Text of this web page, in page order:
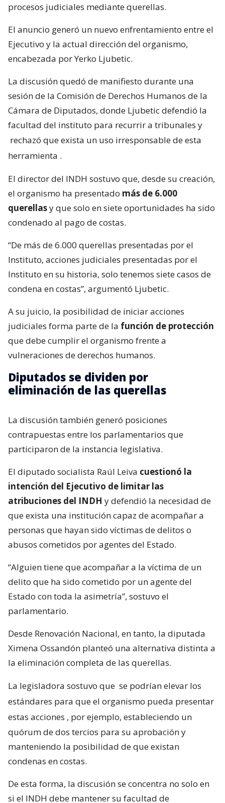
procesos judiciales mediante querellas.
El anuncio generó un nuevo enfrentamiento entre el
Ejecutivo y la actual dirección del organismo,
encabezada por Yerko Ljubetic.
La discusión quedó de manifiesto durante una
sesión de la Comisión de Derechos Humanos de la
Cámara de Diputados, donde Ljubetic defendió la
facultad del instituto para recurrir a tribunales y
rechazó que exista un uso irresponsable de esta
herramienta .
El director del INDH sostuvo que, desde su creación,
el organismo ha presentado más de 6.000
querellasy que solo en siete oportunidades ha sido
condenado al pago de costas.
“De más de 6.000 querellas presentadas por el
Instituto, acciones judiciales presentadas por el
Instituto en su historia, solo tenemos siete casos de
condena en costas”, argumentó Ljubetic.
A su juicio, la posibilidad de iniciar acciones
judiciales forma parte de la función de protección
que debe cumplir el organismo frente a
vulneraciones de derechos humanos.
Diputados se dividen por
eliminación de las querellas
La discusión también generó posiciones
contrapuestas entre los parlamentarios que
participaron de la instancia legislativa.
El diputado socialista Raúl Leiva cuestionó la
intención del Ejecutivo de limitar las
atribuciones del INDH y defendió la necesidad de
que exista una institución capaz de acompañar a
personas que hayan sido víctimas de delitos o
abusos cometidos por agentes del Estado.
“Alguien tiene que acompañar a la víctima de un
delito que ha sido cometido por un agente del
Estado con toda la asimetría”, sostuvo el
parlamentario.
Desde Renovación Nacional, en tanto, la diputada
Ximena Ossandón planteó una alternativa distinta a
la eliminación completa de las querellas.
La legisladora sostuvo que se podrían elevar los
estándares para que el organismo pueda presentar
estas acciones , por ejemplo, estableciendo un
quórum de dos tercios para su aprobación y
manteniendo la posibilidad de que existan
condenas en costas.
De esta forma, la discusión se concentra no solo en
si el INDH debe mantener su facultad de